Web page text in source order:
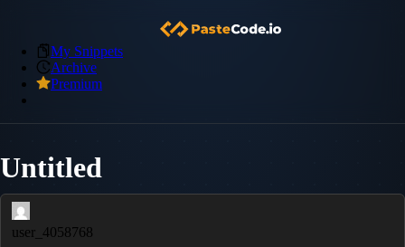
My Snippets
Archive
Premium
Untitled
user_4058768